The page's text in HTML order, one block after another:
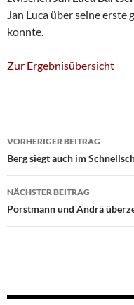
Jan Luca über seine
konnte.
Zur Ergebnisübersicht
VORHERIGER BEITRAG
Berg siegt auch im
NÄCHSTER BEITRAG
Porstmann und Andrä